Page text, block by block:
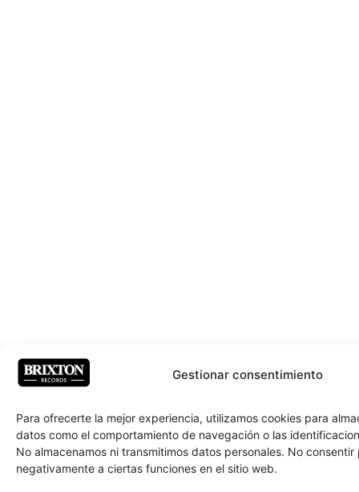
Gestionar consentimiento
Para ofrecerte la mejor experiencia, utilizamos cookies para
datos como el comportamiento de navegación o las
No almacenamos ni transmitimos datos personales. No
negativamente a ciertas funciones en el sitio web.